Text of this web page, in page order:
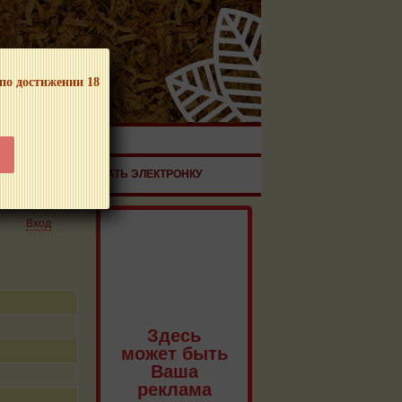
достижении 18
ПРОДУКЦИИ!
ЗАКАЗАТЬ ЭЛЕКТРОНКУ
Вход
Здесь
может быть
Ваша
реклама